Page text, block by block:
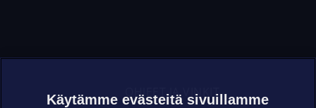
OHJEET JA VINKIT
Käytämme evästeitä sivuillamme